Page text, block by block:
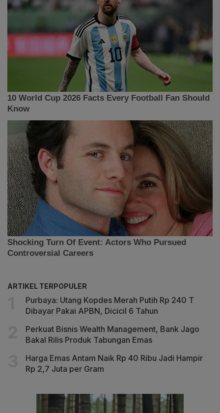
ARTIKEL TERPOPULER
Purbaya: Utang Kopdes Merah Putih Rp 240 T
Dibayar Pakai APBN, Dicicil 6 Tahun
Perkuat Bisnis Wealth Management, Bank Jago
Bakal Rilis Produk Tabungan Emas
Harga Emas Antam Naik Rp 40 Ribu Jadi Hampir
Rp 2,7 Juta per Gram